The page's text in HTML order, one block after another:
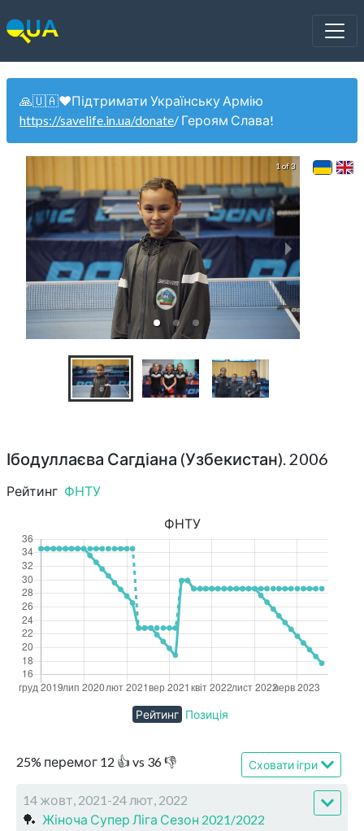
🙏🇺🇦❤️Підтримати Українську Армію
https://savelife.in.ua/donate/ Героям Слава!
1 of 3
Ібодуллаєва Сагдіана (Узбекистан). 2006
Рейтинг ФНТУ
25% перемог 12 👍 vs 36👎 Сховати ігри
14 жовт, 2021-24 лют, 2022
🏓 Жіноча Супер Ліга Сезон 2021/2022
ФНТУ
Рейтинг Позиція